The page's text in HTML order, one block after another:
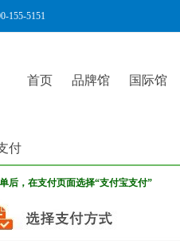
155-5151
首页 品牌馆 国际馆
付
后，在支付页面选择“支付宝支付”